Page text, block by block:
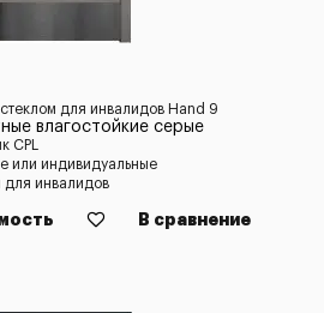
для инвалидов Hand 9
влагостойкие серые
CPL
или индивидуальные
для инвалидов
В сравнение